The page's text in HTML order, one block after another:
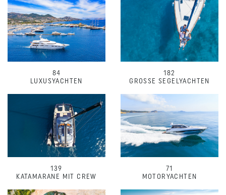
84
LUXUSYACHTEN
182
GROSSE SEGELYACHTEN
139
KATAMARANE MIT CREW
71
MOTORYACHTEN